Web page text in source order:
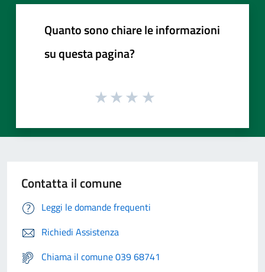
Quanto sono chiare le informazioni
su questa pagina?
Contatta il comune
Leggi le domande frequenti
Richiedi Assistenza
Chiama il comune 039 68741